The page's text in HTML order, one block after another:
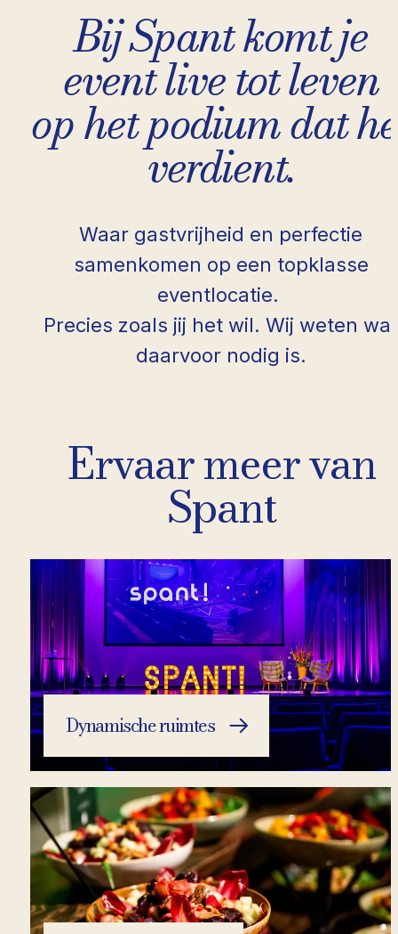
Bij Spant komt je
event live tot leven
op het podium dat
verdient.
Waar gastvrijheid en perfectie
samenkomen op een topklasse
eventlocatie.
Precies zoals jij het wil. Wij weten wat
daarvoor nodig is.
Ervaar meer van
Spant
Dynamische ruimtes